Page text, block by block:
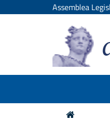
Assemblea